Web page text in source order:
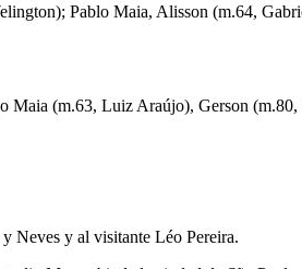
Pablo Maia, Alisson (m.64,
(m.63, Luiz Araújo), Gerson
Neves y al visitante Léo Pereira.